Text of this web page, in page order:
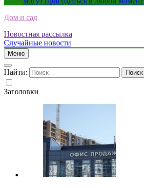
Дом и сад
Новостная рассылка
Случайные новости
Меню
Найти:
Заголовки